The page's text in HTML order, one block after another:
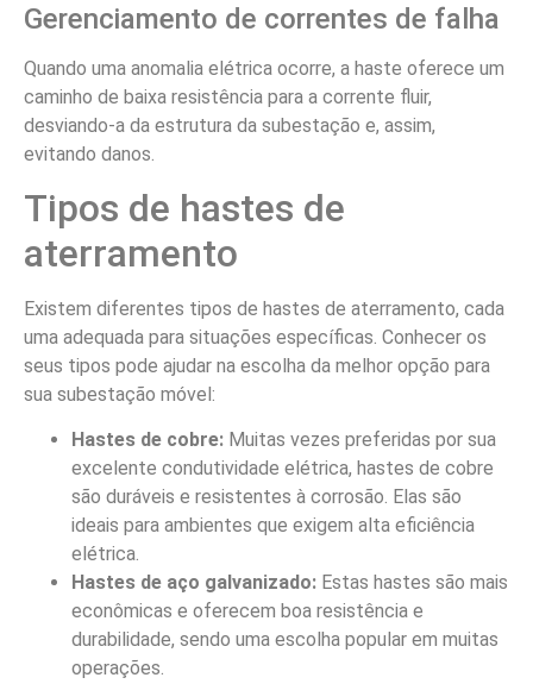
Gerenciamento de correntes de falha
Quando uma anomalia elétrica ocorre, a haste oferece um
caminho de baixa resistência para a corrente fluir,
desviando-a da estrutura da subestação e, assim,
evitando danos.
Tipos de hastes de
aterramento
Existem diferentes tipos de hastes de aterramento, cada
uma adequada para situações específicas. Conhecer os
seus tipos pode ajudar na escolha da melhor opção para
sua subestação móvel:
Hastes de cobre: Muitas vezes preferidas por sua
excelente condutividade elétrica, hastes de cobre
são duráveis e resistentes à corrosão. Elas são
ideais para ambientes que exigem alta eficiência
elétrica.
Hastes de aço galvanizado: Estas hastes são mais
econômicas e oferecem boa resistência e
durabilidade, sendo uma escolha popular em muitas
operações.